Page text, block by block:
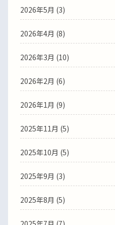
2026年5月 (3)
2026年4月 (8)
2026年3月 (10)
2026年2月 (6)
2026年1月 (9)
2025年11月 (5)
2025年10月 (5)
2025年9月 (3)
2025年8月 (5)